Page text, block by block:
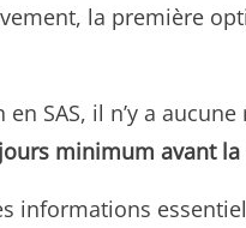
la première
en SAS, il n’y a
minimum avant la
informations